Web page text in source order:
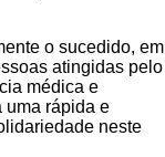
o sucedido, em
atingidas pelo
médica e
uma rápida e
neste